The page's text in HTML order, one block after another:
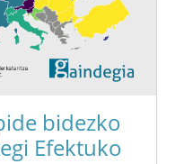
bidezko
Efektuko